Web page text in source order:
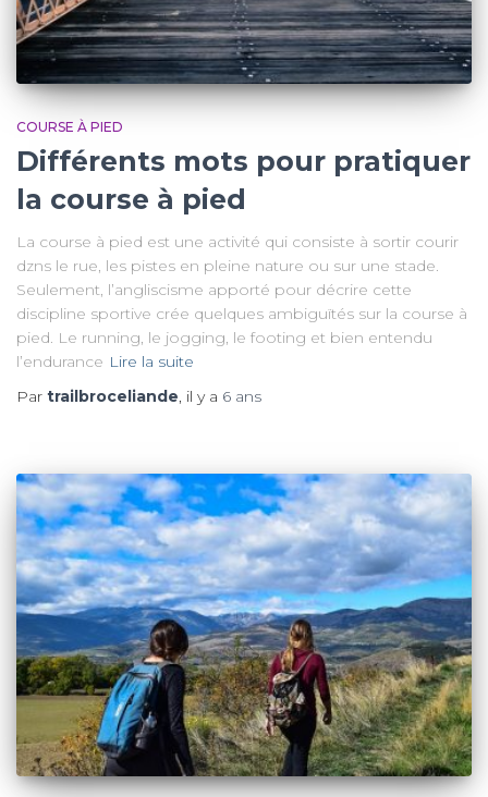
COURSE À PIED
Différents mots pour pratiquer
la course à pied
La course à pied est une activité qui consiste à sortir courir
dzns le rue, les pistes en pleine nature ou sur une stade.
Seulement, l’angliscisme apporté pour décrire cette
discipline sportive crée quelques ambiguïtés sur la course à
pied. Le running, le jogging, le footing et bien entendu
l’endurance Lire la suite
Par trailbroceliande, il y a 6 ans